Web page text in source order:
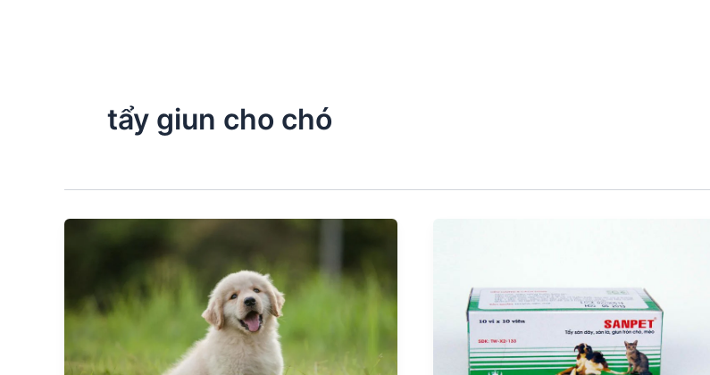
tẩy giun cho chó